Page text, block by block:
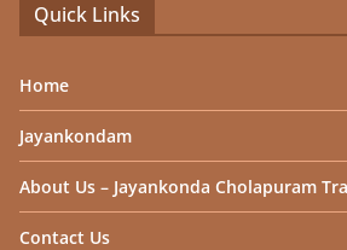
Quick Links
Home
Jayankondam
About Us – Jayankonda Cholapuram
Contact Us